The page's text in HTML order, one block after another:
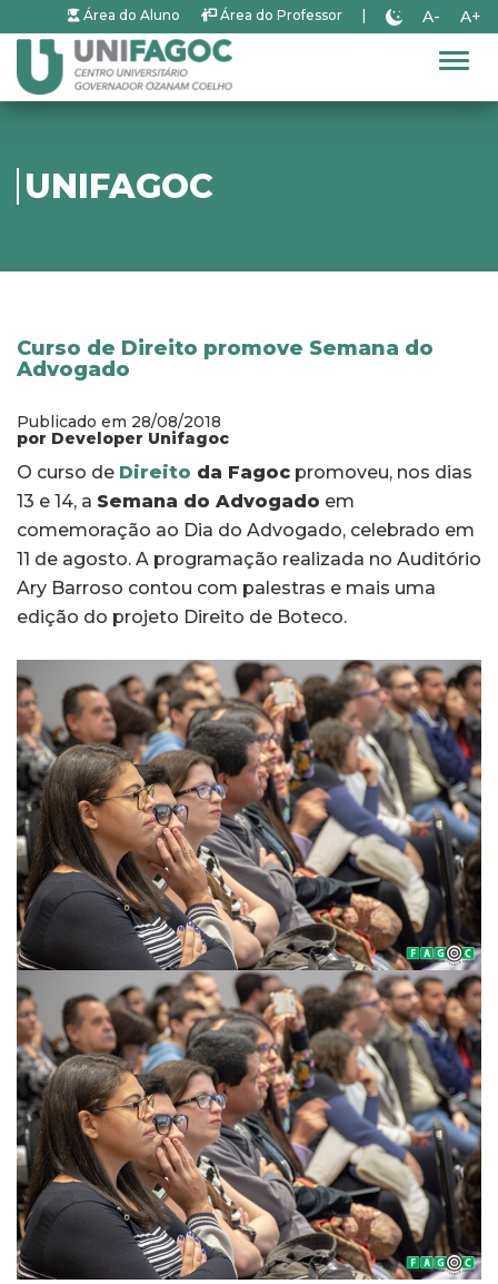
Área do Aluno Área do Professor A- A+
UNIFAGOC
Curso de Direito promove Semana do
Advogado
Publicado em 28/08/2018
por Developer Unifagoc
O curso de Direito da Fagoc promoveu, nos dias
13 e 14, a Semana do Advogado em
comemoração ao Dia do Advogado, celebrado em
11 de agosto. A programação realizada no Auditório
Ary Barroso contou com palestras e mais uma
edição do projeto Direito de Boteco.